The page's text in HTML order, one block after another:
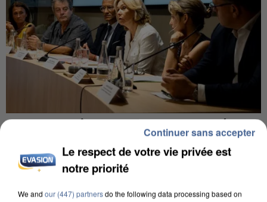
INCENDIES : L’ÎLE-DE-FRANCE LANCE UN ÉLAN
DE SOLIDARITÉ AVEC LES...
Le respect de votre vie privée est
notre priorité
We and our (447) partnersdo the following data processing based on
Continuer sans accepter